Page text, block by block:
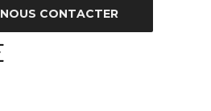
NOUS CONTACTER